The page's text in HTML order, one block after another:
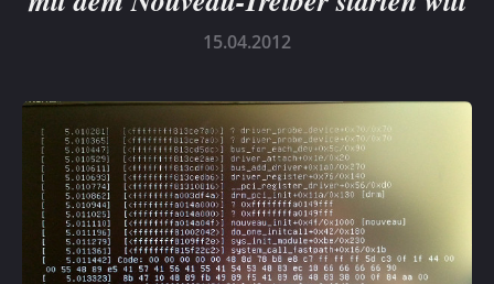
15.04.2012